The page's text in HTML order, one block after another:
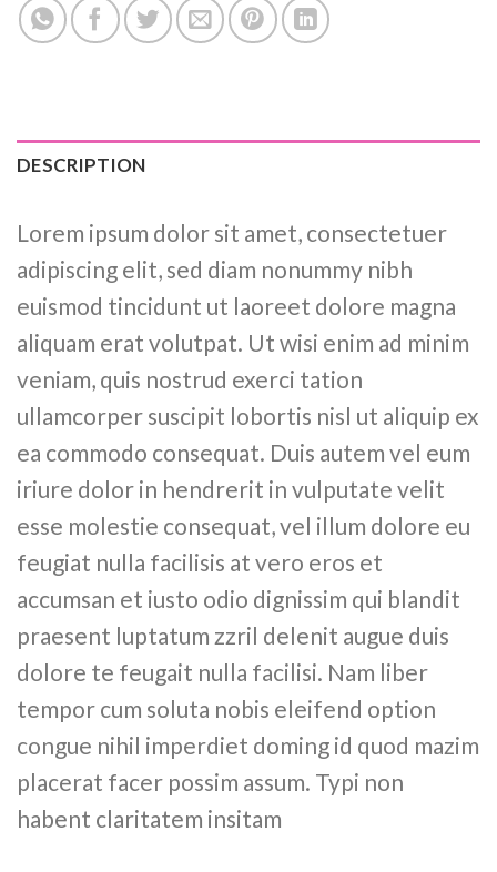
DESCRIPTION
Lorem ipsum dolor sit amet, consectetuer
adipiscing elit, sed diam nonummy nibh
euismod tincidunt ut laoreet dolore magna
aliquam erat volutpat. Ut wisi enim ad minim
veniam, quis nostrud exerci tation
ullamcorper suscipit lobortis nisl ut aliquip ex
ea commodo consequat. Duis autem vel eum
iriure dolor in hendrerit in vulputate velit
esse molestie consequat, vel illum dolore eu
feugiat nulla facilisis at vero eros et
accumsan et iusto odio dignissim qui blandit
praesent luptatum zzril delenit augue duis
dolore te feugait nulla facilisi. Nam liber
tempor cum soluta nobis eleifend option
congue nihil imperdiet doming id quod mazim
placerat facer possim assum. Typi non
habent claritatem insitam